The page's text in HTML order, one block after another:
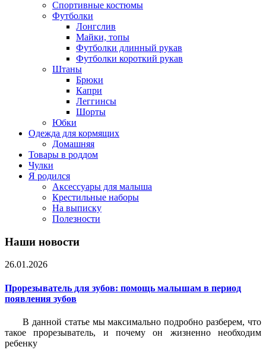
Спортивные костюмы
Футболки
Лонгслив
Майки, топы
Футболки длинный рукав
Футболки короткий рукав
Штаны
Брюки
Капри
Леггинсы
Шорты
Юбки
Одежда для кормящих
Домашняя
Товары в роддом
Чулки
Я родился
Аксессуары для малыша
Крестильные наборы
На выписку
Полезности
Наши новости
26.01.2026
Прорезыватель для зубов: помощь малышам в период
появления зубов
В данной статье мы максимально подробно разберем, что
такое прорезыватель, и почему он жизненно необходим
ребенку